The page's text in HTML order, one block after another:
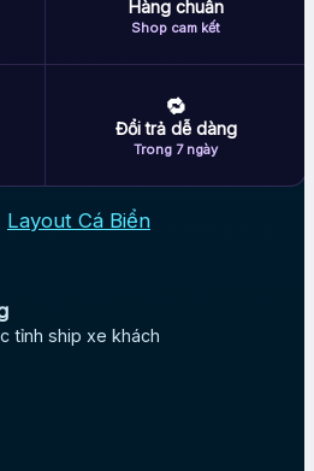
Hàng chuẩn
Shop cam kết
🔁
Đổi trả dễ dàng
Trong 7 ngày
Layout Cá Biển
tỉnh ship xe khách